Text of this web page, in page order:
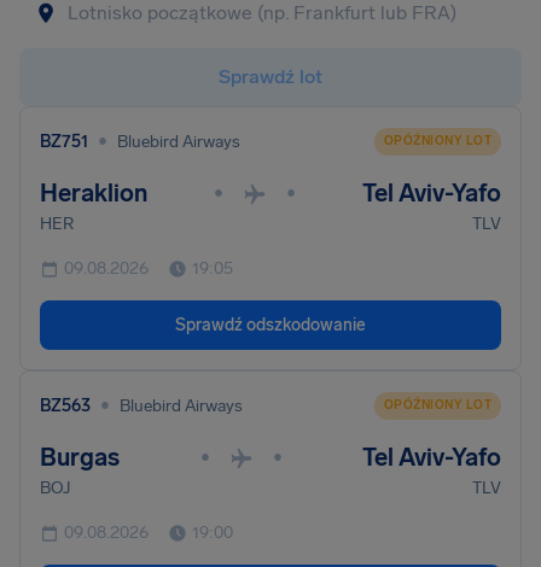
Sprawdź lot
BZ751 • Bluebird Airways OPÓŹNIONY LOT
Heraklion • • Tel Aviv-Yafo
HER TLV
09.08.2026 19:05
Sprawdź odszkodowanie
BZ563 • Bluebird Airways OPÓŹNIONY LOT
Burgas • • Tel Aviv-Yafo
BOJ TLV
09.08.2026 19:00